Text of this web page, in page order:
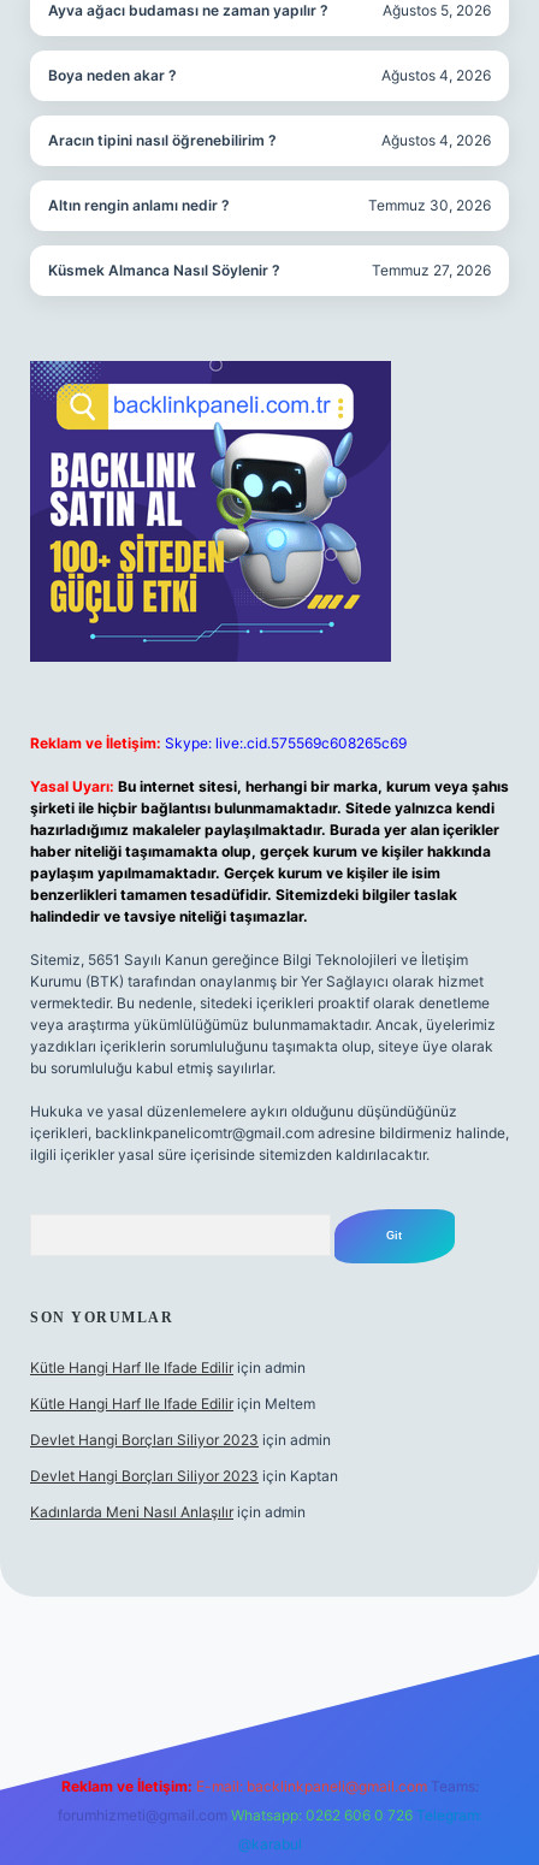
Ayva ağacı budaması ne zaman yapılır ? Ağustos 5, 2026
Boya neden akar ? Ağustos 4, 2026
Aracın tipini nasıl öğrenebilirim ? Ağustos 4, 2026
Altın rengin anlamı nedir ? Temmuz 30, 2026
Küsmek Almanca Nasıl Söylenir ? Temmuz 27, 2026
Reklam ve İletişim: Skype: live:.cid.575569c608265c69
Yasal Uyarı: Bu internet sitesi, herhangi bir marka, kurum veya şahıs
şirketi ile hiçbir bağlantısı bulunmamaktadır. Sitede yalnızca kendi
hazırladığımız makaleler paylaşılmaktadır. Burada yer alan içerikler
haber niteliği taşımamakta olup, gerçek kurum ve kişiler hakkında
paylaşım yapılmamaktadır. Gerçek kurum ve kişiler ile isim
benzerlikleri tamamen tesadüfidir. Sitemizdeki bilgiler taslak
halindedir ve tavsiye niteliği taşımazlar.
Sitemiz, 5651 Sayılı Kanun gereğince Bilgi Teknolojileri ve İletişim
Kurumu (BTK) tarafından onaylanmış bir Yer Sağlayıcı olarak hizmet
vermektedir. Bu nedenle, sitedeki içerikleri proaktif olarak denetleme
veya araştırma yükümlülüğümüz bulunmamaktadır. Ancak, üyelerimiz
yazdıkları içeriklerin sorumluluğunu taşımakta olup, siteye üye olarak
bu sorumluluğu kabul etmiş sayılırlar.
Hukuka ve yasal düzenlemelere aykırı olduğunu düşündüğünüz
içerikleri, backlinkpanelicomtr@gmail.com adresine bildirmeniz halinde,
ilgili içerikler yasal süre içerisinde sitemizden kaldırılacaktır.
SON YORUMLAR
Kütle Hangi Harf Ile Ifade Edilir için admin
Kütle Hangi Harf Ile Ifade Edilir için Meltem
Devlet Hangi Borçları Siliyor 2023 için admin
Devlet Hangi Borçları Siliyor 2023 için Kaptan
Kadınlarda Meni Nasıl Anlaşılır için admin
Betexper
Reklam ve İletişim: E-mail: backlinkpaneli@gmail.com Teams:
forumhizmeti@gmail.com Whatsapp: 0262 606 0 726 Telegram:
@karabul